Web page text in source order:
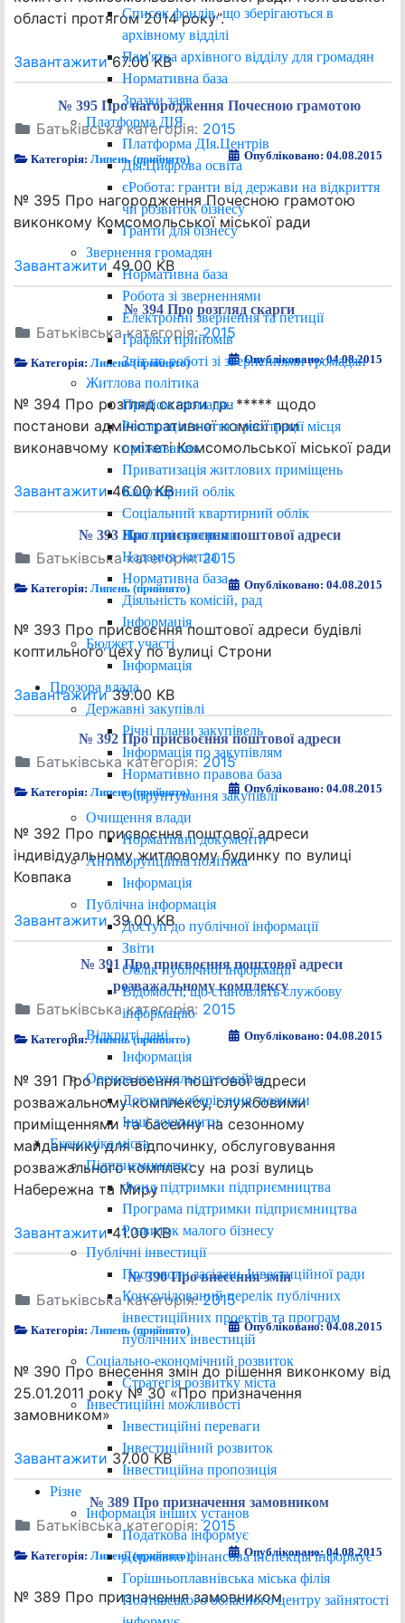
Список фондів, що зберігаються в
архівному відділі
Пам'ятка архівного відділу для громадян
Нормативна база
Зразки заяв
Платформа ДІЯ
Платформа ДІя.Центрів
Дія.Цифрова освіта
єРобота: гранти від держави на відкриття
чи розвиток бізнесу
Гранти для бізнесу
Звернення громадян
Нормативна база
Робота зі зверненнями
Електронні звернення та петиції
Графіки прийомів
Звіт по роботі зі зверненнями громадян
Житлова політика
Прийом громадян
Реєстрація/зняття з реєстрації місця
проживання
Приватизація житлових приміщень
Квартирний облік
Соціальний квартирний облік
Житлові програми
Надання житла
Нормативна база
Діяльність комісій, рад
Інформація
Бюджет участі
Інформація
Прозора влада
Державні закупівлі
Річні плани закупівель
Інформація по закупівлям
Нормативно правова база
Обґрунтування закупівлі
Очищення влади
Нормативні документи
Антикорупційна політика
Інформація
Публічна інформація
Доступ до публічної інформації
Звіти
Облік публічної інформації
Відомості, що становлять службову
інформацію
Відкриті дані
Інформація
Оренда комунального майна
Договори зберігання, позички
Інші документи
Економіка міста
Підприємництво
Фонд підтримки підприємництва
Програма підтримки підприємництва
Розвиток малого бізнесу
Публічні інвестиції
Протоколи засідань Інвестиційної ради
Консолідований перелік публічних
інвестиційних проектів та програм
публічних інвестицій
Соціально-економічний розвиток
Стратегія розвитку міста
Інвестиційні можливості
Інвестиційні переваги
Інвестиційний розвиток
Інвестиційна пропозиція
Різне
Інформація інших установ
Податкова інформує
Державна фінансова інспекція інформує
Горішньоплавнівська міська філія
Полтавського обласного центру зайнятості
області протягом 2014 року”.
Завантажити67.00 KB
№ 395 Про нагородження Почесною грамотою
Батьківська категорія: 2015
Категорія:Липень (прийнято) Опубліковано: 04.08.2015
№ 395 Про нагородження Почесною грамотою
виконкому Комсомольської міської ради
Завантажити49.00 KB
№ 394 Про розгляд скарги
Батьківська категорія:2015
Категорія:Липень (прийнято) Опубліковано: 04.08.2015
№ 394 Про розгляд скарги гр. ***** щодо
постанови адміністративної комісії при
виконавчому комітеті Комсомольської міської ради
Завантажити46.00 KB
№ 393 Про присвоєння поштової адреси
Батьківська категорія:2015
Категорія:Липень (прийнято) Опубліковано: 04.08.2015
№ 393 Про присвоєння поштової адреси будівлі
коптильного цеху по вулиці Строни
Завантажити39.00 KB
№ 392 Про присвоєння поштової адреси
Батьківська категорія:2015
Категорія:Липень (прийнято) Опубліковано: 04.08.2015
№ 392 Про присвоєння поштової адреси
індивідуальному житловому будинку по вулиці
Ковпака
Завантажити39.00 KB
№ 391 Про присвоєння поштової адреси
розважальному комплексу
Батьківська категорія: 2015
Категорія:Липень (прийнято) Опубліковано: 04.08.2015
№ 391 Про присвоєння поштової адреси
розважальному комплексу, службовими
приміщеннями та басейну на сезонному
майданчику для відпочинку, обслуговування
розважального комплексу на розі вулиць
Набережна та Миру
Завантажити41.00 KB
№ 390 Про внесення змін
Батьківська категорія:2015
Категорія:Липень (прийнято) Опубліковано: 04.08.2015
№ 390 Про внесення змін до рішення виконкому від
25.01.2011 року № 30 «Про призначення
замовником»
Завантажити 37.00 KB
№ 389 Про призначення замовником
Батьківська категорія:2015
Категорія:Липень (прийнято) Опубліковано: 04.08.2015
№ 389 Про призначення замовником